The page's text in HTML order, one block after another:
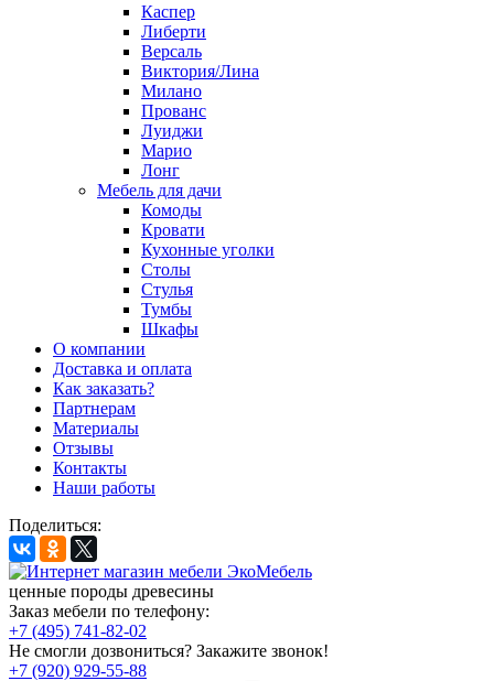
Каспер
Либерти
Версаль
Виктория/Лина
Милано
Прованс
Луиджи
Марио
Лонг
Мебель для дачи
Комоды
Кровати
Кухонные уголки
Столы
Стулья
Тумбы
Шкафы
О компании
Доставка и оплата
Как заказать?
Партнерам
Материалы
Отзывы
Контакты
Наши работы
Поделиться:
ценные породы древесины
Заказ мебели по телефону:
+7 (495) 741-82-02
Не смогли дозвониться? Закажите звонок!
+7 (920) 929-55-88